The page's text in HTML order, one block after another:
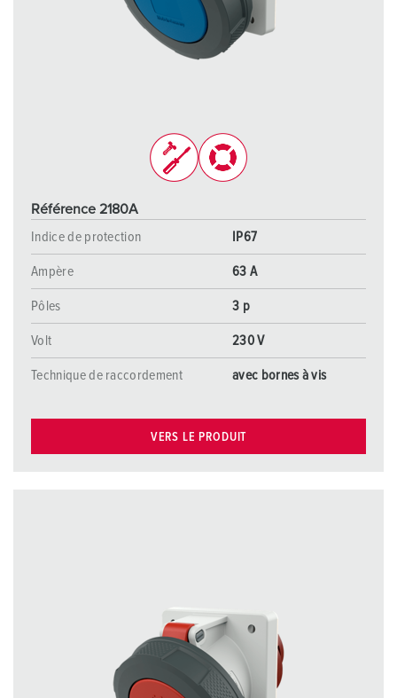
Référence 2180A
Indice de protection
IP67
Ampère 63 A
Pôles 3 p
Volt 230 V
Technique de raccordement avec bornes à vis
VERS LE PRODUIT